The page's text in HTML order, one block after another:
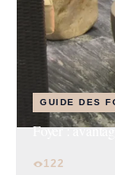
GUIDE DES
Foyer :
122